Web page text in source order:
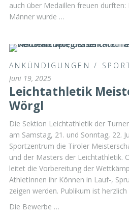
auch über Medaillen freuen
Männer wurde …
ANKÜNDIGUNGEN /
Juni 19, 2025
Leichtathletik
Wörgl
Die Sektion Leichtathletik der
am Samstag, 21. und Sonntag, 22.
Sportzentrum die Tiroler
und der Masters der Leichtathletik.
leitet die Vorbereitung der
AthletInnen ihr Können in Lauf-,
zeigen werden. Publikum ist
Die Bewerbe …